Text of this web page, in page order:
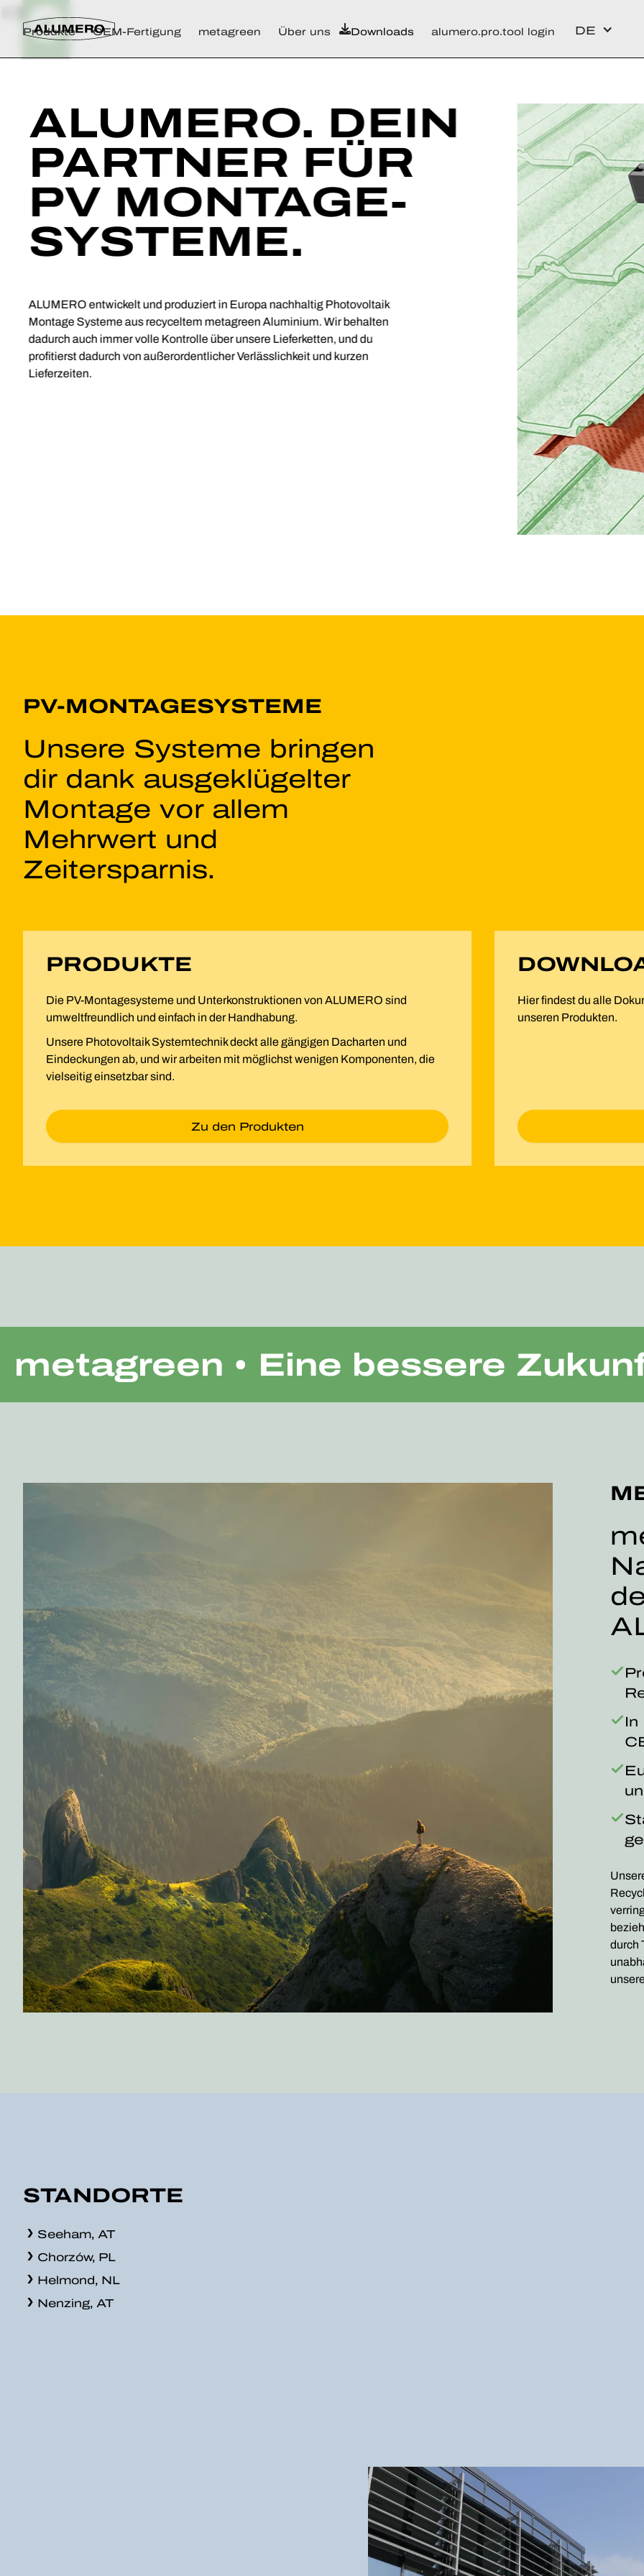
Produkte OEM-Fertigung metagreen Über uns Downloads alumero.pro.tool login DE
ALUMERO. DEIN
PARTNER FÜR
PV MONTAGE-
SYSTEME.
ALUMERO entwickelt und produziert in Europa nachhaltig Photovoltaik
Montage Systeme aus recyceltem metagreen Aluminium. Wir behalten
dadurch auch immer volle Kontrolle über unsere Lieferketten, und du
profitierst dadurch von außerordentlicher Verlässlichkeit und kurzen
Lieferzeiten.
PV-MONTAGESYSTEME
Unsere Systeme bringen
dir dank ausgeklügelter
Montage vor allem
Mehrwert und
Zeitersparnis.
PRODUKTE
Die PV-Montagesysteme und Unterkonstruktionen von ALUMERO sind
umweltfreundlich und einfach in der Handhabung.
Unsere Photovoltaik Systemtechnik deckt alle gängigen Dacharten und
Eindeckungen ab, und wir arbeiten mit möglichst wenigen Komponenten, die
vielseitig einsetzbar sind.
Zu den Produkten
Hier findest du alle
unseren Produkten.
metagreen • Eine bessere
In
durch
STANDORTE
Seeham, AT
Chorzów, PL
Helmond, NL
Nenzing, AT